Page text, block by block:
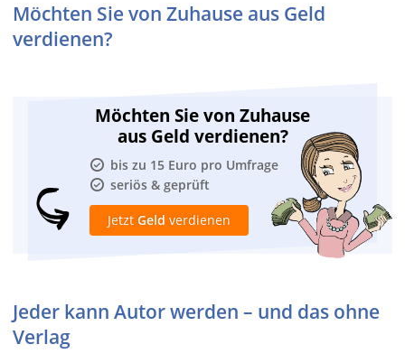
Möchten Sie von Zuhause aus Geld
verdienen?
Möchten Sie von Zuhause
aus Geld verdienen?
bis zu 15 Euro pro Umfrage
seriös & geprüft
Jetzt Geld verdienen
Jeder kann Autor werden – und das ohne
Verlag